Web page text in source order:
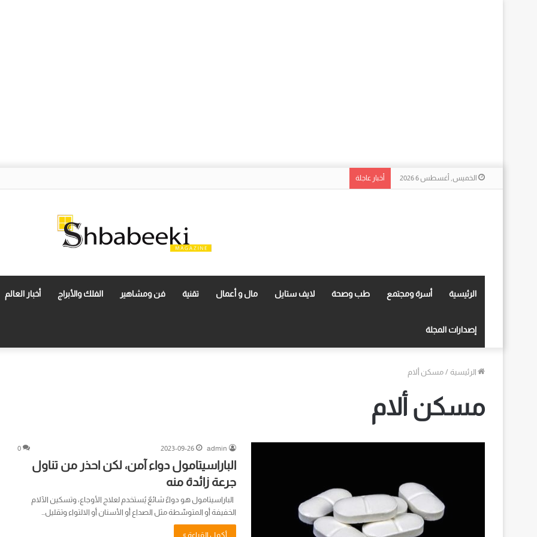
الخميس, أغسطس 6 2026 أخبار عاجلة
الرئيسية أسرة ومجتمع طب وصحة لايف ستايل مال و أعمال تقنية فن ومشاهير الفلك والأبراج أخبار العالم
إصدارات المجلة
الرئيسية / مسكن ألام
مسكن ألام
admin
2023-09-26
0
الباراسيتامول دواء آمن، لكن احذر من تناول
جرعة زائدة منه
الباراسيتامول هو دواءٌ شائعٌ يُستخدم لعلاج الأوجاع، وتسكين الآلام
الخفيفة أو المتوسِّطة مثل الصداع أو الأسنان أو الالتواء وتقليل…
أكمل القراءة »